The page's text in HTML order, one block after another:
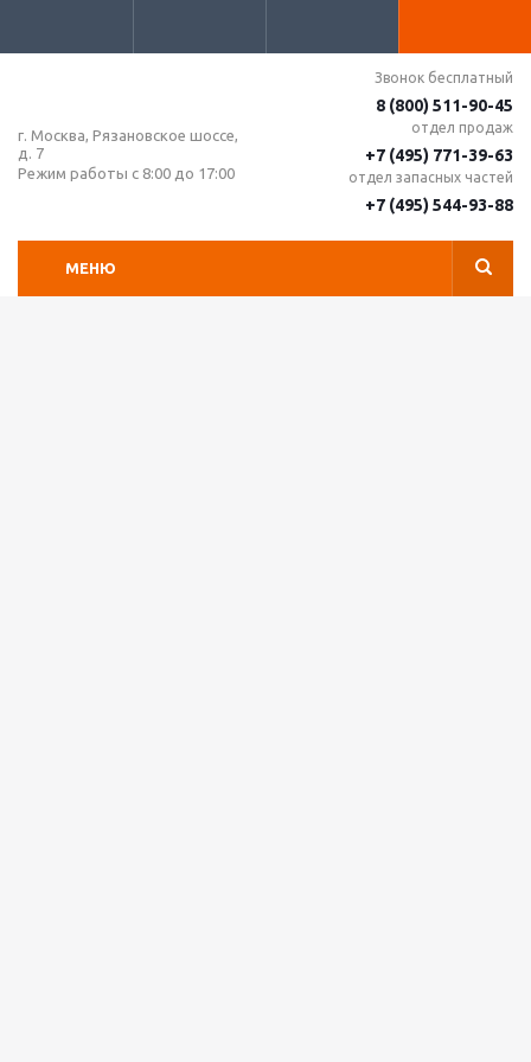
г. Москва, Рязановское шоссе,
д. 7
Режим работы с 8:00 до 17:00
Звонок бесплатный
8 (800) 511-90-45
отдел продаж
+7 (495) 771-39-63
отдел запасных частей
+7 (495) 544-93-88
МЕНЮ